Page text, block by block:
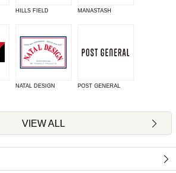
HILLS FIELD MANASTASH
NATAL DESIGN POST GENERAL
VIEW ALL